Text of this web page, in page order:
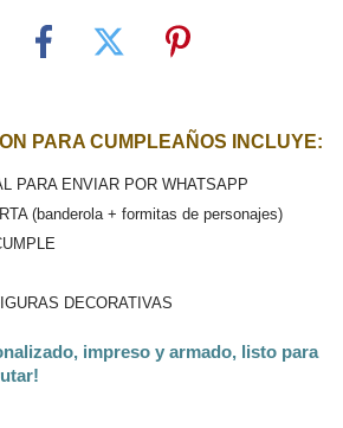
PARA CUMPLEAÑOS INCLUYE:
PARA ENVIAR POR WHATSAPP
(banderola + formitas de personajes)
DECORATIVAS
impreso y armado, listo para